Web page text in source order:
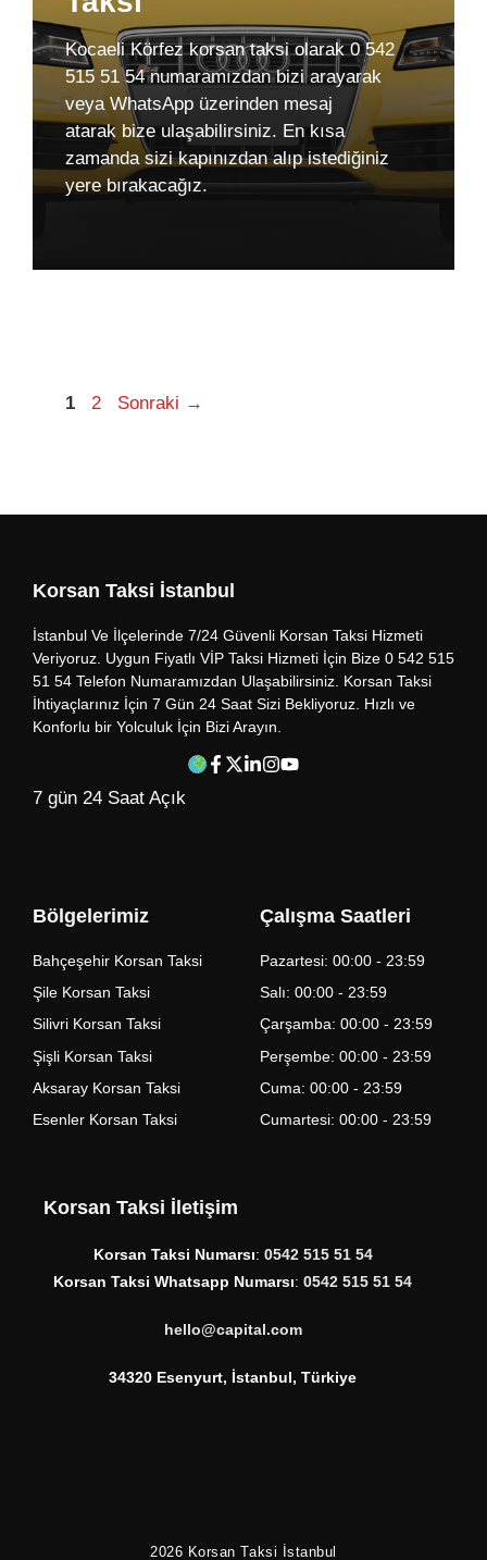
Kocaeli Körfez korsan taksi olarak 0 542
515 51 54 numaramızdan bizi arayarak
veya WhatsApp üzerinden mesaj
atarak bize ulaşabilirsiniz. En kısa
zamanda sizi kapınızdan alıp istediğiniz
yere bırakacağız.
Sayfa
1 Sayfa
2 Sonraki →
Korsan Taksi İstanbul
İstanbul Ve İlçelerinde 7/24 Güvenli Korsan Taksi Hizmeti
Veriyoruz. Uygun Fiyatlı VİP Taksi Hizmeti İçin Bize 0 542 515
51 54 Telefon Numaramızdan Ulaşabilirsiniz. Korsan Taksi
İhtiyaçlarınız İçin 7 Gün 24 Saat Sizi Bekliyoruz. Hızlı ve
Konforlu bir Yolculuk İçin Bizi Arayın.
7 gün 24 Saat Açık
Bölgelerimiz
Bahçeşehir Korsan Taksi
Şile Korsan Taksi
Silivri Korsan Taksi
Şişli Korsan Taksi
Aksaray Korsan Taksi
Esenler Korsan Taksi
Çalışma Saatleri
Pazartesi: 00:00 - 23:59
Salı: 00:00 - 23:59
Çarşamba: 00:00 - 23:59
Perşembe: 00:00 - 23:59
Cuma: 00:00 - 23:59
Cumartesi: 00:00 - 23:59
Korsan Taksi İletişim
Korsan Taksi Numarsı: 0542 515 51 54
Korsan Taksi Whatsapp Numarsı: 0542 515 51 54
hello@capital.com
34320 Esenyurt, İstanbul, Türkiye
2026 Korsan Taksi İstanbul